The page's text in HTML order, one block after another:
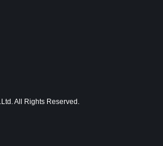
All Rights Reserved.